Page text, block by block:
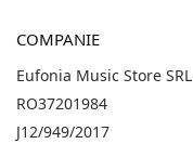
COMPANIE
Eufonia Music Store SRL
RO37201984
J12/949/2017